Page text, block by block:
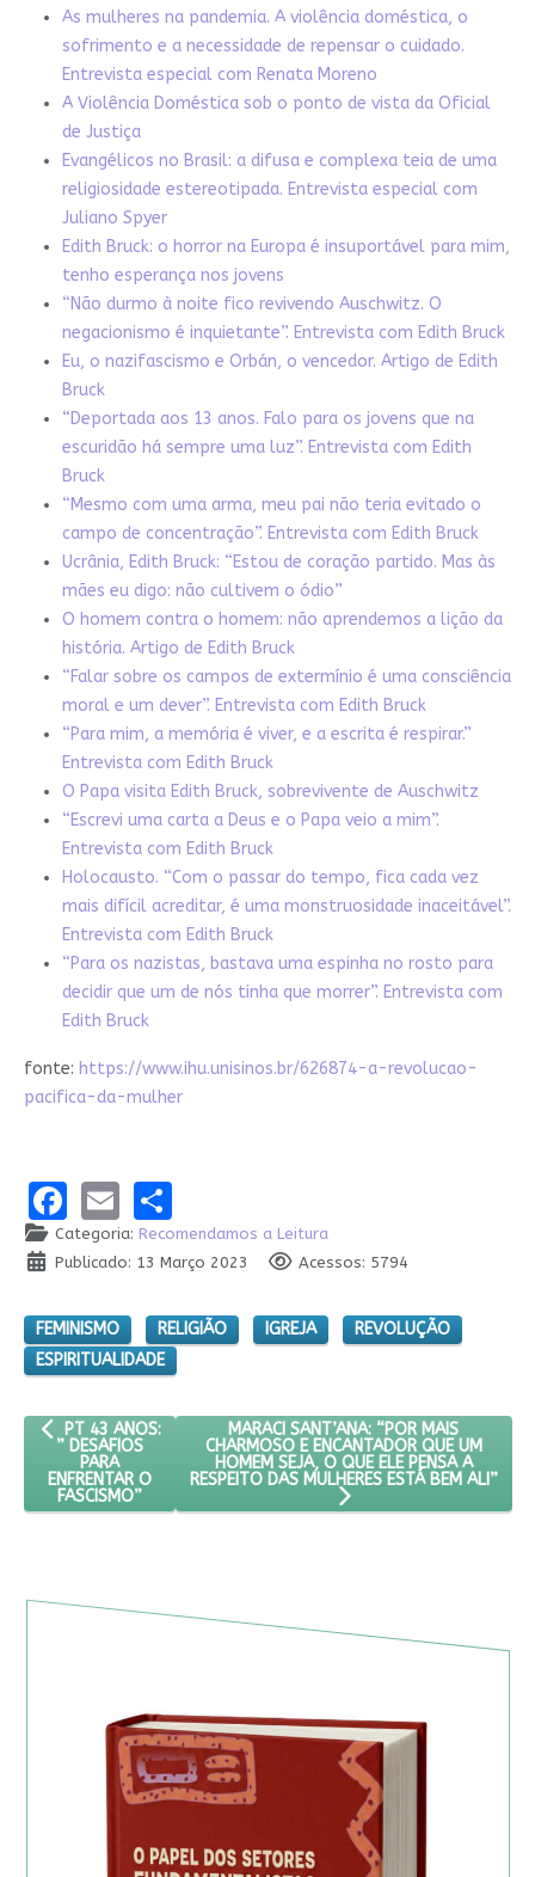
As mulheres na pandemia. A violência doméstica, o
sofrimento e a necessidade de repensar o cuidado.
Entrevista especial com Renata Moreno
A Violência Doméstica sob o ponto de vista da Oficial
de Justiça
Evangélicos no Brasil: a difusa e complexa teia de uma
religiosidade estereotipada. Entrevista especial com
Juliano Spyer
Edith Bruck: o horror na Europa é insuportável para mim,
tenho esperança nos jovens
“Não durmo à noite fico revivendo Auschwitz. O
negacionismo é inquietante”. Entrevista com Edith Bruck
Eu, o nazifascismo e Orbán, o vencedor. Artigo de Edith
Bruck
“Deportada aos 13 anos. Falo para os jovens que na
escuridão há sempre uma luz”. Entrevista com Edith
Bruck
“Mesmo com uma arma, meu pai não teria evitado o
campo de concentração”. Entrevista com Edith Bruck
Ucrânia, Edith Bruck: “Estou de coração partido. Mas às
mães eu digo: não cultivem o ódio”
O homem contra o homem: não aprendemos a lição da
história. Artigo de Edith Bruck
“Falar sobre os campos de extermínio é uma consciência
moral e um dever”. Entrevista com Edith Bruck
“Para mim, a memória é viver, e a escrita é respirar.”
Entrevista com Edith Bruck
O Papa visita Edith Bruck, sobrevivente de Auschwitz
“Escrevi uma carta a Deus e o Papa veio a mim”.
Entrevista com Edith Bruck
Holocausto. “Com o passar do tempo, fica cada vez
mais difícil acreditar, é uma monstruosidade inaceitável”.
Entrevista com Edith Bruck
“Para os nazistas, bastava uma espinha no rosto para
decidir que um de nós tinha que morrer”. Entrevista com
Edith Bruck
fonte: https://www.ihu.unisinos.br/626874-a-revolucao-
pacifica-da-mulher
Facebook
EmailShare
Categoria: Recomendamos a Leitura
Publicado: 13 Março 2023
Acessos: 5794
FEMINISMO RELIGIÃO IGREJA
REVOLUÇÃO
ESPIRITUALIDADE
ARTIGO ANTERIOR: PT 43 ANOS: ” DESAFIOS PARA ENFRENTAR O
PT 43 ANOS:
” DESAFIOS
PARA
ENFRENTAR O
FASCISMO”
PRÓXIMO ARTIGO: MARACI SANT’ANA:
MARACI SANT’ANA: “POR MAIS
CHARMOSO E ENCANTADOR QUE UM
HOMEM SEJA, O QUE ELE PENSA A
RESPEITO DAS MULHERES ESTÁ BEM ALI”